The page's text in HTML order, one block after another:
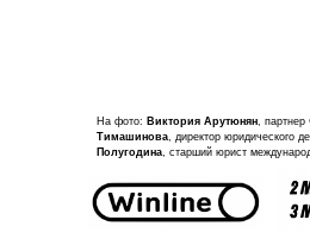
На фото: Виктория Арутюнян, партнер
Тимашинова, директор юридического
Полугодина, старший юрист